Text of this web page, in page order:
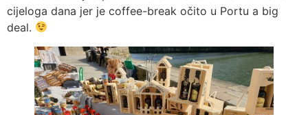
cijeloga dana jer je coffee-break očito u Portu a big
deal.